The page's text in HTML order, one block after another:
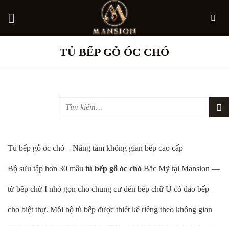
TỦ BẾP GỖ ÓC CHÓ
Tủ bếp gỗ óc chó – Nâng tầm không gian bếp cao cấp
Bộ sưu tập hơn 30 mẫu tủ bếp gỗ óc chó Bắc Mỹ tại Mansion —
từ bếp chữ I nhỏ gọn cho chung cư đến bếp chữ U có đảo bếp
cho biệt thự. Mỗi bộ tủ bếp được thiết kế riêng theo không gian